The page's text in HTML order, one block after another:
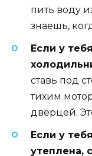
пить воду
знаешь,
Если у
ставь под
тихим
дверцей.
Если у
утеплена,